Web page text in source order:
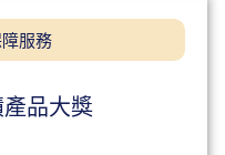
服務
品大獎